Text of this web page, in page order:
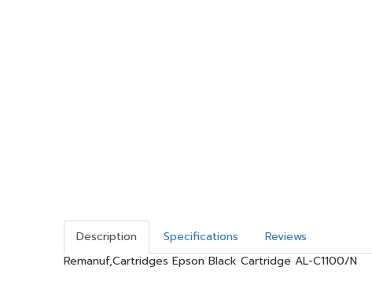
Description Specifications
Reviews
Remanuf,Cartridges Epson Black Cartridge AL-C1100/N